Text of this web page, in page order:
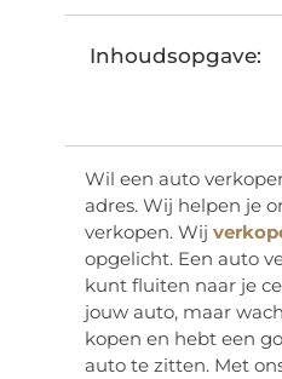
Inhoudsopgave:
Wil een auto
adres. Wij helpen je
verkopen. Wij
opgelicht. Een auto
kunt fluiten naar je
jouw auto, maar
kopen en hebt een
auto te zitten. Met